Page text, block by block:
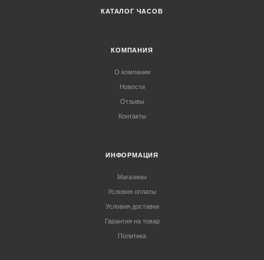
КАТАЛОГ ЧАСОВ
КОМПАНИЯ
О компании
Новости
Отзывы
Контакты
ИНФОРМАЦИЯ
Магазины
Условия оплаты
Условия доставки
Гарантия на товар
Политика